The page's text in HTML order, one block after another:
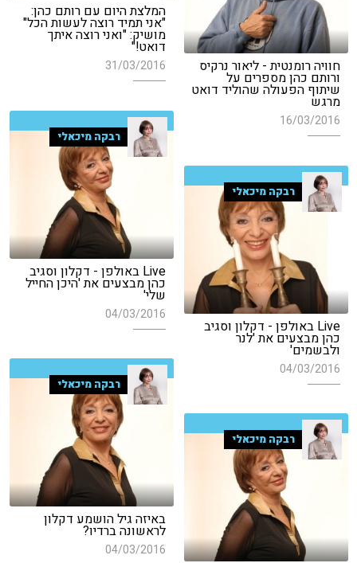
המלצת היום עם רותם כהן:
"אני תמיד רוצה לעשות הכל"
מושיק: "ואני רוצה איתך
דואט!"
31/03/2016 חוויה רומנטית - ליאור נרקיס
ורותם כהן מספרים על
שיתוף הפעולה שהוליד דואט
מרגש
16/03/2016
רבקה מיכאלי
Live באולפן - דקלון וסגיב
כהן מבצעים את 'היכן החייל
שלי'
04/03/2016
רבקה מיכאלי
Live באולפן - דקלון וסגיב
כהן מבצעים את 'לנר
ולבשמים'
04/03/2016
רבקה מיכאלי
באיזה גיל הושמע דקלון
לראשונה ברדיו?
04/03/2016
רבקה מיכאלי